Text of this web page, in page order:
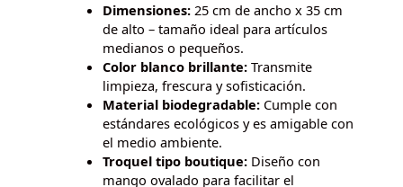
Dimensiones:25 cm de ancho x 35 cm
de alto – tamaño ideal para artículos
medianos o pequeños.
Color blanco brillante:Transmite
limpieza, frescura y sofisticación.
Material biodegradable:Cumple con
estándares ecológicos y es amigable con
el medio ambiente.
Troquel tipo boutique:Diseño con
mango ovalado para facilitar el